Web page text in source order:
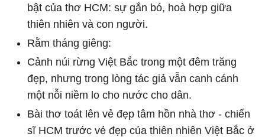
bật của thơ HCM: sự gắn bó, hoà hợp giữa
thiên nhiên và con người.
Rằm tháng giêng:
Cảnh núi rừng Việt Bắc trong một đêm trăng
đẹp, nhưng trong lòng tác giả vẫn canh cánh
một nỗi niềm lo cho nước cho dân.
Bài thơ toát lên vẻ đẹp tâm hồn nhà thơ - chiến
sĩ HCM trước vẻ đẹp của thiên nhiên Việt Bắc ở